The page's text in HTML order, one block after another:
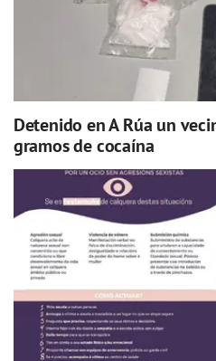
Detenido en A Rúa un
gramos de cocaína